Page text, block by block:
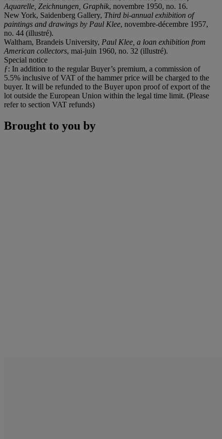
Aquarelle, Zeichnungen, Graphik, novembre 1950, no. 16.
New York, Saidenberg Gallery, Third bi-annual exhibition of
paintings and drawings by Paul Klee, novembre-décembre 1957,
no. 44 (illustré).
Waltham, Brandeis University, Paul Klee, a loan exhibition from
American collectors, mai-juin 1960, no. 32 (illustré).
Special notice
ƒ: In addition to the regular Buyer’s premium, a commission of
5.5% inclusive of VAT of the hammer price will be charged to the
buyer. It will be refunded to the Buyer upon proof of export of the
lot outside the European Union within the legal time limit. (Please
refer to section VAT refunds)
Brought to you by